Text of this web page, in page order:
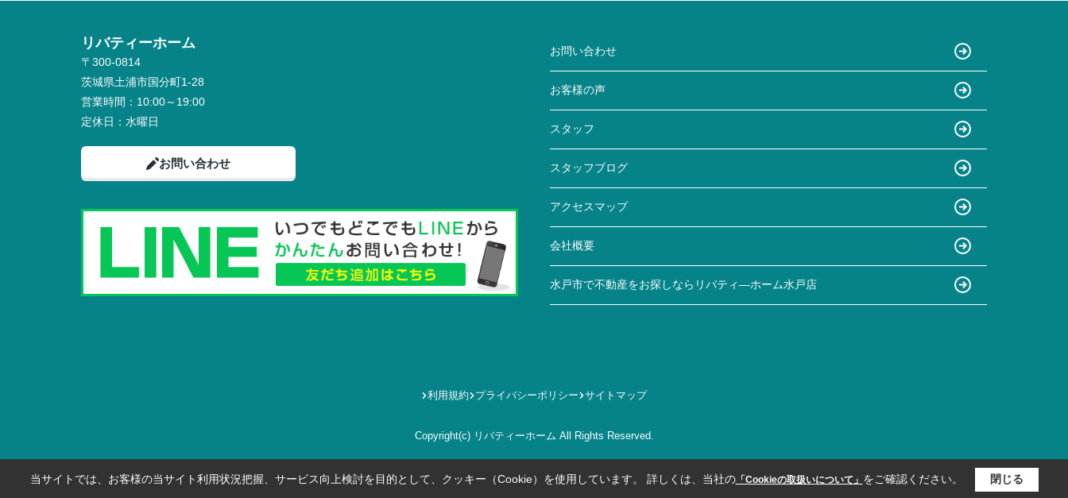
リバティーホーム
〒300-0814
茨城県土浦市国分町1-28
営業時間： 10:00～19:00
定休日： 水曜日
お問い合わせ
お問い合わせ
お客様の声
スタッフ
スタッフブログ
アクセスマップ
会社概要
水戸市で不動産をお探しならリバティ―ホーム水戸店
利用規約 プライバシーポリシー サイトマップ
Copyright(c) リバティーホーム All Rights Reserved.
当サイトでは、お客様の当サイト利用状況把握、サービス向上検討を目的として、クッキー（Cookie）を使用しています。 詳しくは、当社の「Cookieの取扱いについて」 をご確認ください。 閉じる